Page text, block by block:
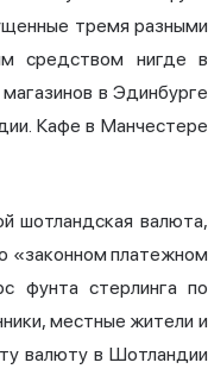
тремя разными
средством нигде в
в Эдинбурге
Кафе в Манчестере
шотландская валюта,
«законном платежном
фунта стерлинга по
местные жители и
валюту в Шотландии